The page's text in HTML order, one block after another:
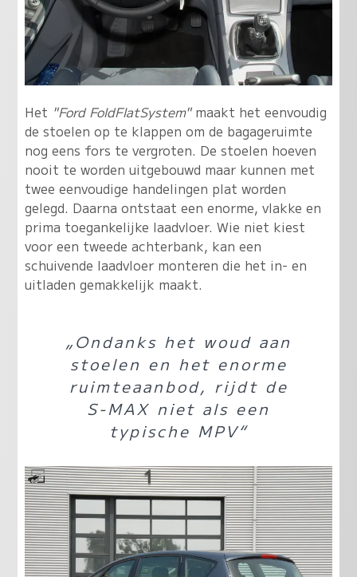
Het "Ford FoldFlatSystem"maakt het eenvoudig
de stoelen op te klappen om de bagageruimte
nog eens fors te vergroten. De stoelen hoeven
nooit te worden uitgebouwd maar kunnen met
twee eenvoudige handelingen plat worden
gelegd. Daarna ontstaat een enorme, vlakke en
prima toegankelijke laadvloer. Wie niet kiest
voor een tweede achterbank, kan een
schuivende laadvloer monteren die het in- en
uitladen gemakkelijk maakt.
„Ondanks het woud aan
stoelen en het enorme
ruimteaanbod, rijdt de
S-MAX niet als een
typische MPV“